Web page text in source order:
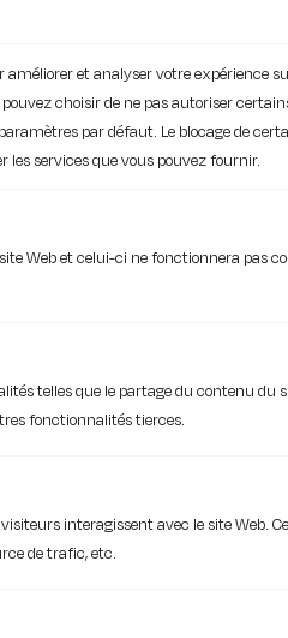
et analyser votre expérience
choisir de ne pas autoriser
par défaut. Le blocage de
services que vous pouvez fournir.
Web et celui-ci ne fonctionnera pas
telles que le partage du contenu du
fonctionnalités tierces.
interagissent avec le site Web.
de trafic, etc.
servicepour des actions
rapides.